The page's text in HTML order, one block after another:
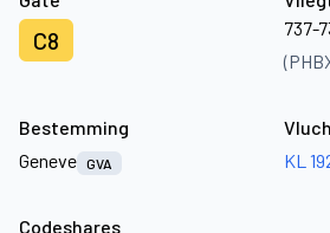
C8
737-
Bestemming
Geneve GVA
KL
Codeshares